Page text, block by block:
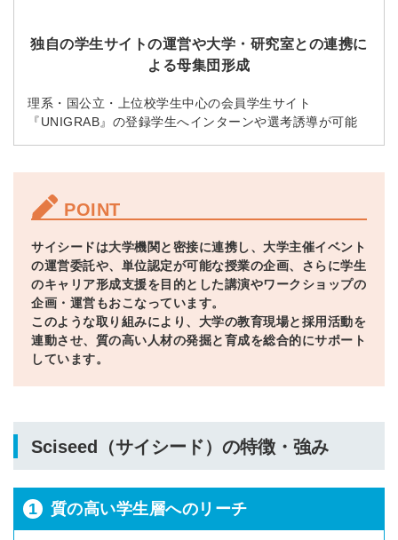
独自の学生サイトの運営や大学・研究室との連携に
よる母集団形成
理系・国公立・上位校学生中心の会員学生サイト
『UNIGRAB』の登録学生へインターンや選考誘導が可能
POINT
サイシードは大学機関と密接に連携し、大学主催イベント
の運営委託や、単位認定が可能な授業の企画、さらに学生
のキャリア形成支援を目的とした講演やワークショップの
企画・運営もおこなっています。
このような取り組みにより、大学の教育現場と採用活動を
連動させ、質の高い人材の発掘と育成を総合的にサポート
しています。
Sciseed（サイシード）の特徴・強み
1 質の高い学生層へのリーチ